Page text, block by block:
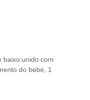
baixo unido com
do bebé, 1